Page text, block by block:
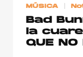
MÚSICA
Bad
la
QUE NO